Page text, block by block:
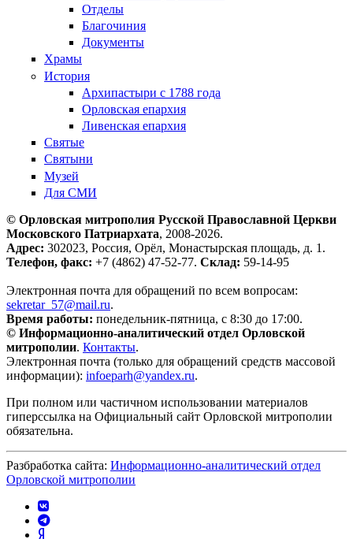
Отделы
Благочиния
Документы
Храмы
История
Архипастыри с 1788 года
Орловская епархия
Ливенская епархия
Святые
Святыни
Музей
Для СМИ
© Орловская митрополия Русской Православной Церкви
Московского Патриархата, 2008-2026.
Адрес: 302023, Россия, Орёл, Монастырская площадь, д. 1.
Телефон, факс: +7 (4862) 47-52-77. Склад: 59-14-95
Электронная почта для обращений по всем вопросам:
sekretar_57@mail.ru.
Время работы: понедельник-пятница, с 8:30 до 17:00.
© Информационно-аналитический отдел Орловской
митрополии. Контакты.
Электронная почта (только для обращений средств массовой
информации): infoeparh@yandex.ru.
При полном или частичном использовании материалов
гиперссылка на Официальный сайт Орловской митрополии
обязательна.
Разбработка сайта: Информационно-аналитический отдел
Орловской митрополии